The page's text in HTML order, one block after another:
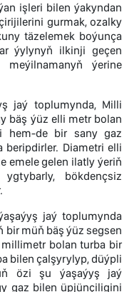
işleri bilen ýakyndan
gurmak, ozalky
täzelemek boýunça
ýylynyň ilkinji geçen
ýerine
jaý toplumynda, Milli
bäş ýüz elli metr bolan
hem-de bir sany gaz
beripdirler. Diametri elli
emele gelen ilatly ýeriň
bökdençsiz
jaý toplumynda
müň bäş ýüz segsen
bolan turba bir
bilen çalşyrylyp, düýpli
özi şu ýaşaýyş jaý
gaz bilen üpjünçiligini